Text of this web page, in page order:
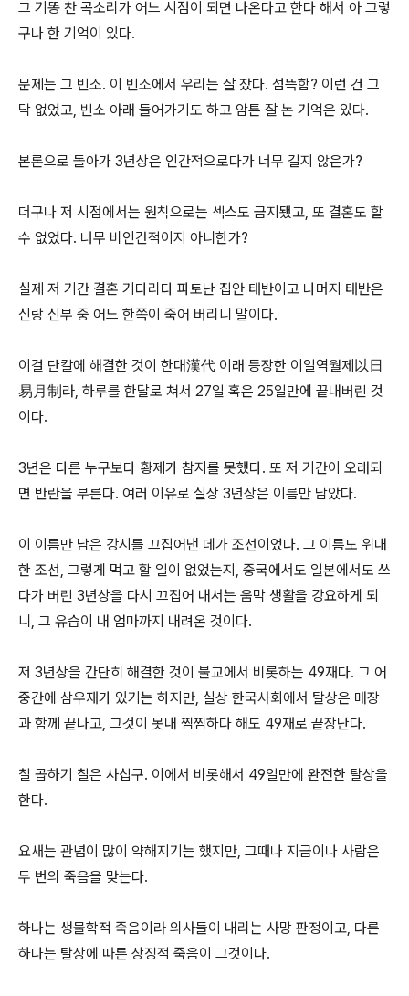
그 기똥 찬 곡소리가 어느 시점이 되면 나온다고 한다 해서 아 그렇
구나 한 기억이 있다.
문제는 그 빈소. 이 빈소에서 우리는 잘 잤다. 섬뜩함? 이런 건 그
닥 없었고, 빈소 아래 들어가기도 하고 암튼 잘 논 기억은 있다.
본론으로 돌아가 3년상은 인간적으로다가 너무 길지 않은가?
더구나 저 시점에서는 원칙으로는 섹스도 금지됐고, 또 결혼도 할
수 없었다. 너무 비인간적이지 아니한가?
실제 저 기간 결혼 기다리다 파토난 집안 태반이고 나머지 태반은
신랑 신부 중 어느 한쪽이 죽어 버리니 말이다.
이걸 단칼에 해결한 것이 한대漢代 이래 등장한 이일역월제以日
易月制라, 하루를 한달로 쳐서 27일 혹은 25일만에 끝내버린 것
이다.
3년은 다른 누구보다 황제가 참지를 못했다. 또 저 기간이 오래되
면 반란을 부른다. 여러 이유로 실상 3년상은 이름만 남았다.
이 이름만 남은 강시를 끄집어낸 데가 조선이었다. 그 이름도 위대
한 조선, 그렇게 먹고 할 일이 없었는지, 중국에서도 일본에서도 쓰
다가 버린 3년상을 다시 끄집어 내서는 움막 생활을 강요하게 되
니, 그 유습이 내 엄마까지 내려온 것이다.
저 3년상을 간단히 해결한 것이 불교에서 비롯하는 49재다. 그 어
중간에 삼우재가 있기는 하지만, 실상 한국사회에서 탈상은 매장
과 함께 끝나고, 그것이 못내 찜찜하다 해도 49재로 끝장난다.
칠 곱하기 칠은 사십구. 이에서 비롯해서 49일만에 완전한 탈상을
한다.
요새는 관념이 많이 약해지기는 했지만, 그때나 지금이나 사람은
두 번의 죽음을 맞는다.
하나는 생물학적 죽음이라 의사들이 내리는 사망 판정이고, 다른
하나는 탈상에 따른 상징적 죽음이 그것이다.